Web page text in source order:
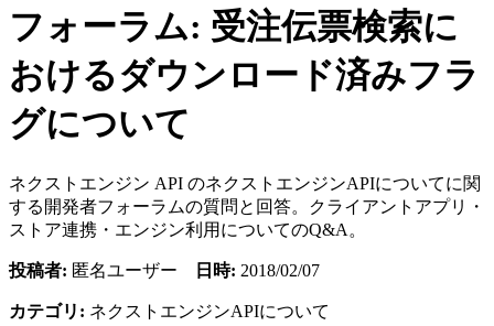
フォーラム: 受注伝票検索に
おけるダウンロード済みフラ
グについて
ネクストエンジン API のネクストエンジンAPIについてに関
する開発者フォーラムの質問と回答。クライアントアプリ・
ストア連携・エンジン利用についてのQ&A。
投稿者: 匿名ユーザー 日時: 2018/02/07
カテゴリ: ネクストエンジンAPIについて